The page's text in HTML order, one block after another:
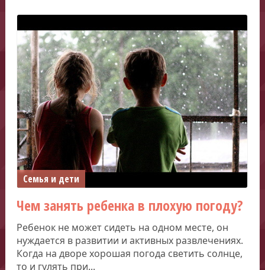
Семья и дети
Чем занять ребенка в плохую погоду?
Ребенок не может сидеть на одном месте, он
нуждается в развитии и активных развлечениях.
Когда на дворе хорошая погода светить солнце,
то и гулять при...